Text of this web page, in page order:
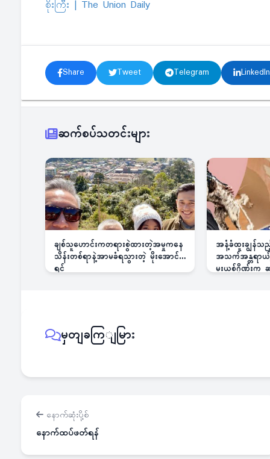
စိုးကြီး | The Union Daily
Share Tweet Telegram LinkedIn
ဆက်စပ်သတင်းများ
ချစ်သူဟောင်းကတရားစွဲထားတဲ့အမှုကနေ
သိန်းတစ်ရာနဲ့အာမခံရသွားတဲ့ မိုးအောင်
ရင်
အနံ့ခံထူးချွန်သ
အသက်အန္တရာယ်ခ
မူးယစ်ဂိုဏ်းက
မှတျခကြျမြား
နောက်ဆုံးပို့စ်
နောက်ထပ်ဖတ်ရန်